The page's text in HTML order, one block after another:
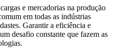
e mercadorias na produção
em todas as indústrias
Garantir a eficiência e
desafio constante que fazem as